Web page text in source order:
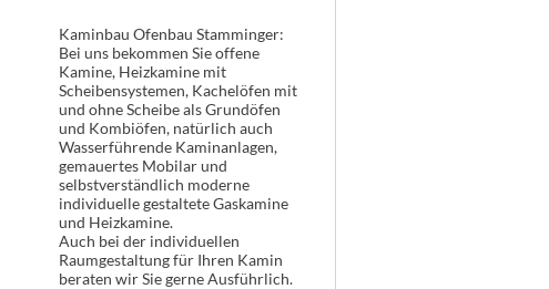
Kaminbau Ofenbau Stamminger:
Bei uns bekommen Sie offene
Kamine, Heizkamine mit
Scheibensystemen, Kachelöfen mit
und ohne Scheibe als Grundöfen
und Kombiöfen, natürlich auch
Wasserführende Kaminanlagen,
gemauertes Mobilar und
selbstverständlich moderne
individuelle gestaltete Gaskamine
und Heizkamine.
Auch bei der individuellen
Raumgestaltung für Ihren Kamin
beraten wir Sie gerne Ausführlich.